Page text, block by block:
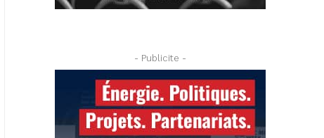
- Publicite -